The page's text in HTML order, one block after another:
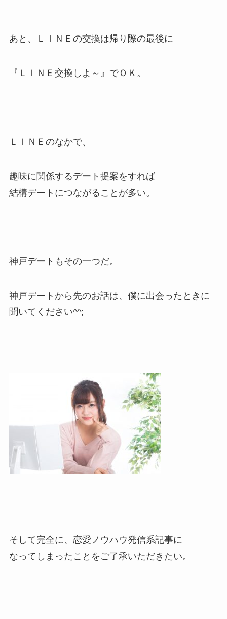
あと、ＬＩＮＥの交換は帰り際の最後に
『ＬＩＮＥ交換しよ～』でＯＫ。
ＬＩＮＥのなかで、
趣味に関係するデート提案をすれば
結構デートにつながることが多い。
神戸デートもその一つだ。
神戸デートから先のお話は、僕に出会ったときに
聞いてください^^;
そして完全に、恋愛ノウハウ発信系記事に
なってしまったことをご了承いただきたい。